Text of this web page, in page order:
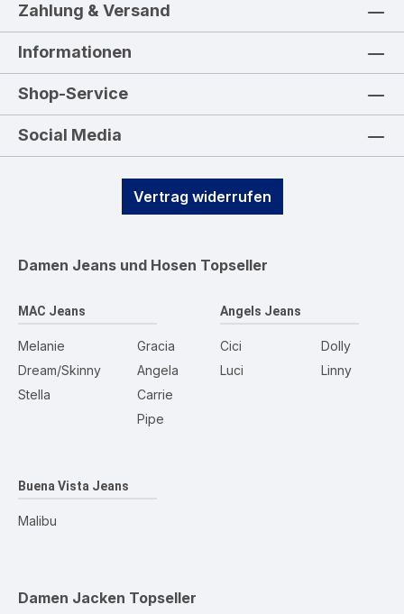
Zahlung & Versand
Informationen
Shop-Service
Social Media
Vertrag widerrufen
Damen Jeans und Hosen Topseller
MAC Jeans
Melanie
Dream/Skinny
Stella
Gracia
Angela
Carrie
Pipe
Angels Jeans
Cici
Luci
Dolly
Linny
Buena Vista Jeans
Malibu
Damen Jacken Topseller